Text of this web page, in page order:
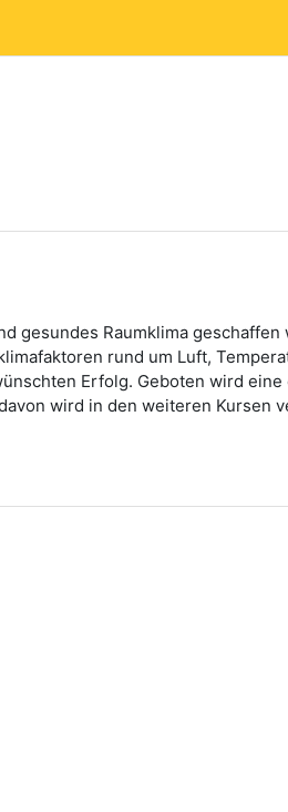
gesundes Raumklima
rund um Luft,
Erfolg. Geboten wird
wird in den weiteren Kursen